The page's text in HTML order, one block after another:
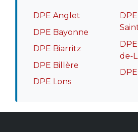
DPE Anglet
DPE Bayonne
DPE Biarritz
DPE Billère
DPE Lons
de-